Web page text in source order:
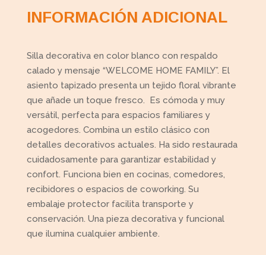
INFORMACIÓN ADICIONAL
Silla decorativa en color blanco con respaldo
calado y mensaje “WELCOME HOME FAMILY”. El
asiento tapizado presenta un tejido floral vibrante
que añade un toque fresco. Es cómoda y muy
versátil, perfecta para espacios familiares y
acogedores. Combina un estilo clásico con
detalles decorativos actuales. Ha sido restaurada
cuidadosamente para garantizar estabilidad y
confort. Funciona bien en cocinas, comedores,
recibidores o espacios de coworking. Su
embalaje protector facilita transporte y
conservación. Una pieza decorativa y funcional
que ilumina cualquier ambiente.